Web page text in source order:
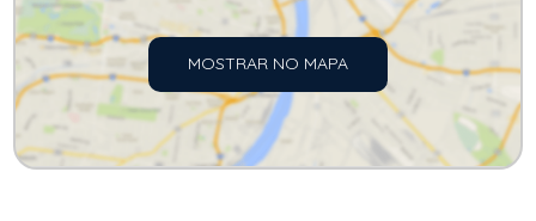
MOSTRAR NO MAPA